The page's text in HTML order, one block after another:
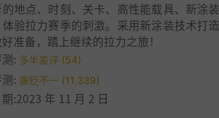
地点、时刻、关卡、高性能载具、新涂
验拉力赛季的刺激。采用新涂装技术打
准备，踏上继续的拉力之旅！
: 多半差评 (54)
: 褒贬不一 (11,339)
:2023 年 11 月 2 日